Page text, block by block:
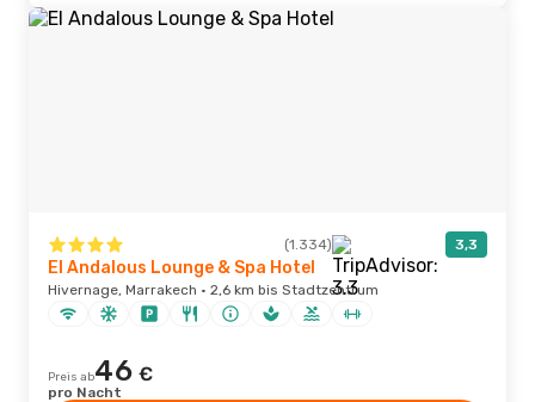
(1.334) 3,3
El Andalous Lounge & Spa Hotel
Hivernage, Marrakech · 2,6 km bis Stadtzentrum
Preis ab46 €
pro Nacht